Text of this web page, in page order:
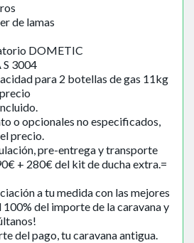
de lamas
DOMETIC
3004
para 2 botellas de gas 11kg
o opcionales no especificados,
precio.
pre-entrega y transporte
+ 280€ del kit de ducha extra.=
a tu medida con las mejores
del importe de la caravana y
del pago, tu caravana antigua.